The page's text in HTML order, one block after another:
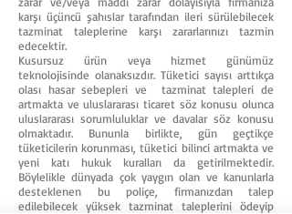
karşı üçüncü şahıslar tarafından ileri sürülebilecek
tazminat taleplerine karşı zararlarınızı tazmin
edecektir.
Kusursuz ürün veya hizmet günümüz
teknolojisinde olanaksızdır. Tüketici sayısı arttıkça
olası hasar sebepleri ve tazminat talepleri de
artmakta ve uluslararası ticaret söz konusu olunca
uluslararası sorumluluklar ve davalar söz konusu
olmaktadır. Bununla birlikte, gün geçtikçe
tüketicilerin korunması, tüketici bilinci artmakta ve
yeni katı hukuk kuralları da getirilmektedir.
Böylelikle dünyada çok yaygın olan ve kanunlarla
desteklenen bu poliçe, firmanızdan talep
edilebilecek yüksek tazminat taleplerini ödeyip